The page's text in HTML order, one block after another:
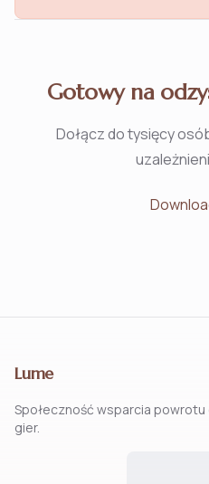
Gotowy na
Dołącz do tysięcy
Lume
Społeczność wsparcia
gier.